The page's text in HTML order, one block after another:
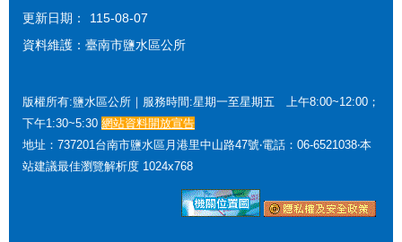
更新日期：
115-08-07
資料維護：臺南市鹽水區公所
版權所有:鹽水區公所｜服務時間:星期一至星期五 上午8:00~12:00；
下午1:30~5:30 網站資料開放宣告
地址：737201台南市鹽水區月港里中山路47號‧電話：06-6521038‧本
站建議最佳瀏覽解析度 1024x768